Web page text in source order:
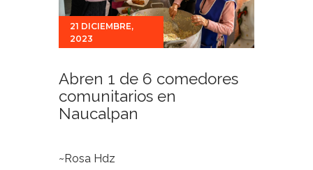
Para ti
Contacto
21 DICIEMBRE,
2023
Abren 1 de 6 comedores
comunitarios en
Naucalpan
~Rosa Hdz